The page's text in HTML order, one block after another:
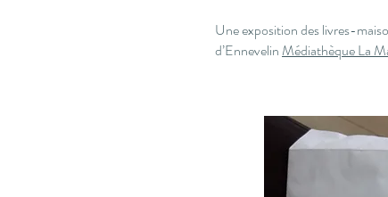
Une exposition des livres-
d’EnnevelinMédiathèque La